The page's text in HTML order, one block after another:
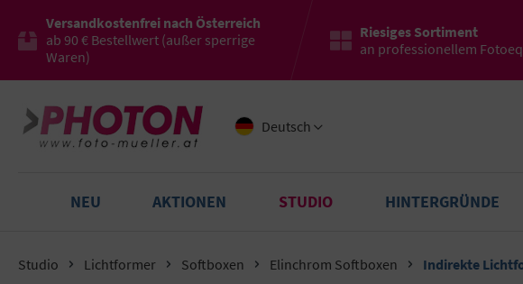
Versandkostenfrei nach Österreich
ab 90 € Bestellwert (außer sperrige
Waren)
Riesiges Sortiment
an professionellem
Deutsch
NEU AKTIONEN STUDIO HINTERGRÜNDE
Studio Lichtformer Softboxen Elinchrom Softboxen Indirekte